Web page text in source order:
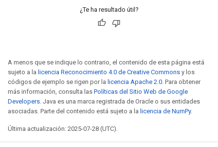
¿Te ha resultado útil?
A menos que se indique lo contrario, el contenido de esta página está
sujeto a la licencia Reconocimiento 4.0 de Creative Commons y los
códigos de ejemplo se rigen por la licencia Apache 2.0. Para obtener
más información, consulta las Políticas del Sitio Web de Google
Developers. Java es una marca registrada de Oracle o sus entidades
asociadas. Parte del contenido está sujeto a la licencia de NumPy.
Última actualización: 2025-07-28 (UTC).